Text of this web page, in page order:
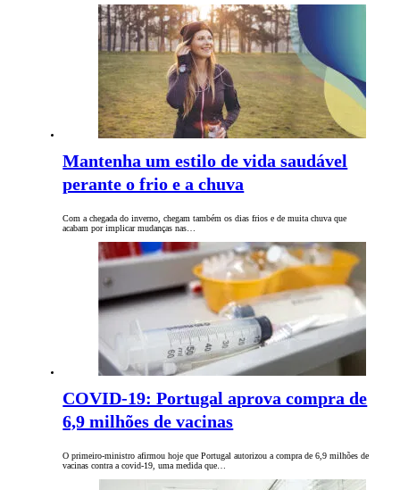
Mantenha um estilo de vida saudável
perante o frio e a chuva
Com a chegada do inverno, chegam também os dias frios e de muita chuva que
acabam por implicar mudanças nas…
COVID-19: Portugal aprova compra de
6,9 milhões de vacinas
O primeiro-ministro afirmou hoje que Portugal autorizou a compra de 6,9 milhões de
vacinas contra a covid-19, uma medida que…